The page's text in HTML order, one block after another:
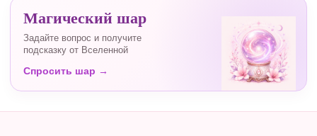
Магический шар
Задайте вопрос и получите
подсказку от Вселенной
Спросить шар →